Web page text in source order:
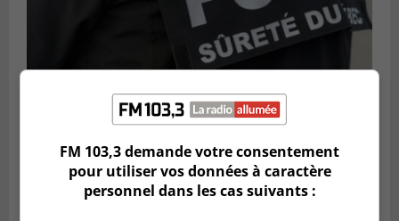
Publié le 5 août 2026 à 06h54
La SQ recense 18 décès pendant les
vacances de la construction
FM 103,3 demande votre consentement
pour utiliser vos données à caractère
personnel dans les cas suivants :